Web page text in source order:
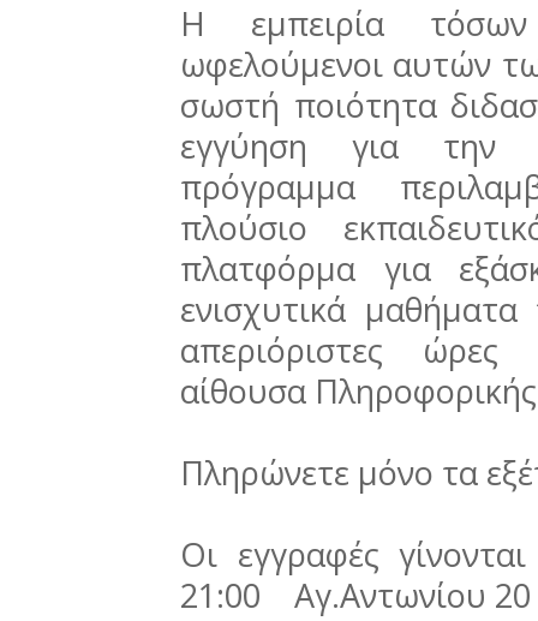
Η εμπειρία
ωφελούμενοι αυτών
σωστή ποιότητα
εγγύηση για την
πρόγραμμα
πλούσιο
πλατφόρμα για
ενισχυτικά
απεριόριστες
αίθουσα
Πληρώνετε μόνο τα
Οι εγγραφές
21:00 Αγ.Αντωνίου